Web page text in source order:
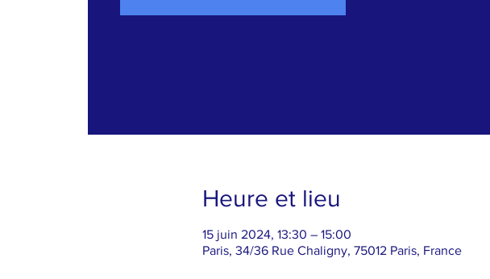
Heure et lieu
15 juin 2024, 13:30 – 15:00
Paris, 34/36 Rue Chaligny, 75012 Paris, France